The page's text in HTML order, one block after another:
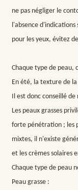
ne pas négliger le
l'absence
pour les yeux, évitez
Chaque type de peau,
En été, la texture de
Il est donc conseillé
Les peaux grasses
forte pénétration ; les
mixtes, il n'existe
et les crèmes solaires
Chaque type de peau
Peau grasse :